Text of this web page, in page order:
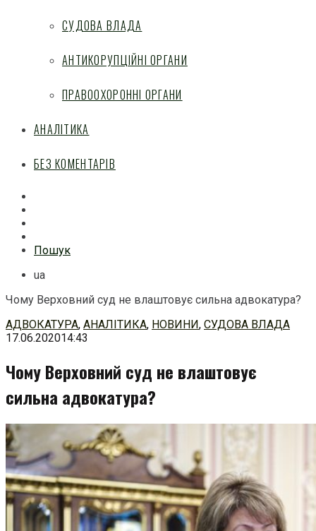
СУДОВА ВЛАДА
АНТИКОРУПЦІЙНІ ОРГАНИ
ПРАВООХОРОННІ ОРГАНИ
АНАЛІТИКА
БЕЗ КОМЕНТАРІВ
Пошук
ua
Чому Верховний суд не влаштовує сильна адвокатура?
Перейти
до
АДВОКАТУРА, АНАЛІТИКА, НОВИНИ, СУДОВА ВЛАДА
17.06.202014:43
Чому Верховний суд не влаштовує
сильна адвокатура?